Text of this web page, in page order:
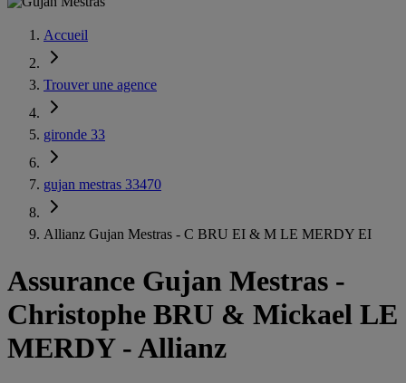
Accueil
Trouver une agence
gironde 33
gujan mestras 33470
Allianz Gujan Mestras - C BRU EI & M LE MERDY EI
Assurance Gujan Mestras -
Christophe BRU & Mickael LE
MERDY - Allianz